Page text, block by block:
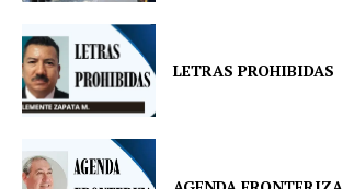
LETRAS PROHIBIDAS